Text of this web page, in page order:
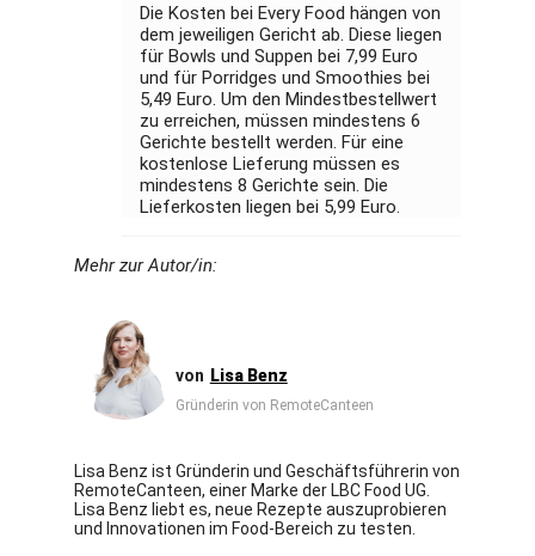
Die Kosten bei Every Food hängen von
dem jeweiligen Gericht ab. Diese liegen
für Bowls und Suppen bei 7,99 Euro
und für Porridges und Smoothies bei
5,49 Euro. Um den Mindestbestellwert
zu erreichen, müssen mindestens 6
Gerichte bestellt werden. Für eine
kostenlose Lieferung müssen es
mindestens 8 Gerichte sein. Die
Lieferkosten liegen bei 5,99 Euro.
Mehr zur Autor/in:
Lisa Benz
Gründerin von RemoteCanteen
Lisa Benz ist Gründerin und Geschäftsführerin von
RemoteCanteen, einer Marke der LBC Food UG.
Lisa Benz liebt es, neue Rezepte auszuprobieren
und Innovationen im Food-Bereich zu testen.